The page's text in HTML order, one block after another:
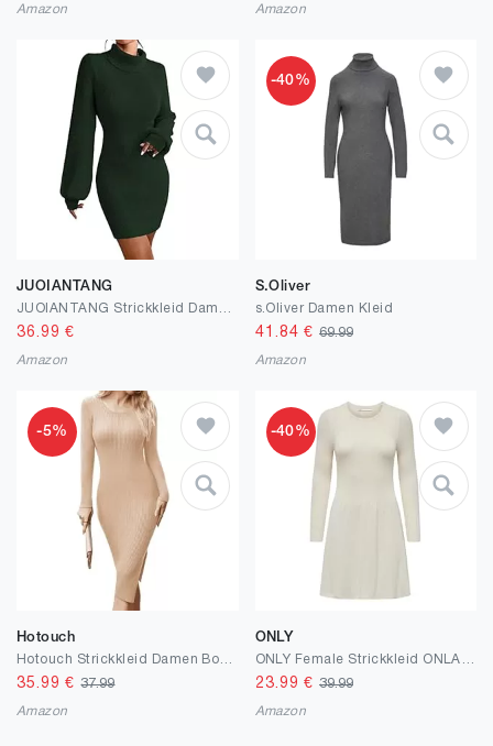
Amazon Amazon
JUOIANTANG
36.99 €
Amazon
-40%
S.Oliver
s.Oliver Damen Kleid
41.84 € 69.99
Amazon
-5%
Hotouch
35.99 €37.99
Amazon
-40%
ONLY
23.99 € 39.99
Amazon